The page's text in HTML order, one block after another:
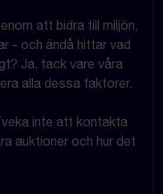
att bidra till miljön,
- och ändå hittar vad
Ja, tack vare våra
alla dessa faktorer.
inte att kontakta
auktioner och hur det